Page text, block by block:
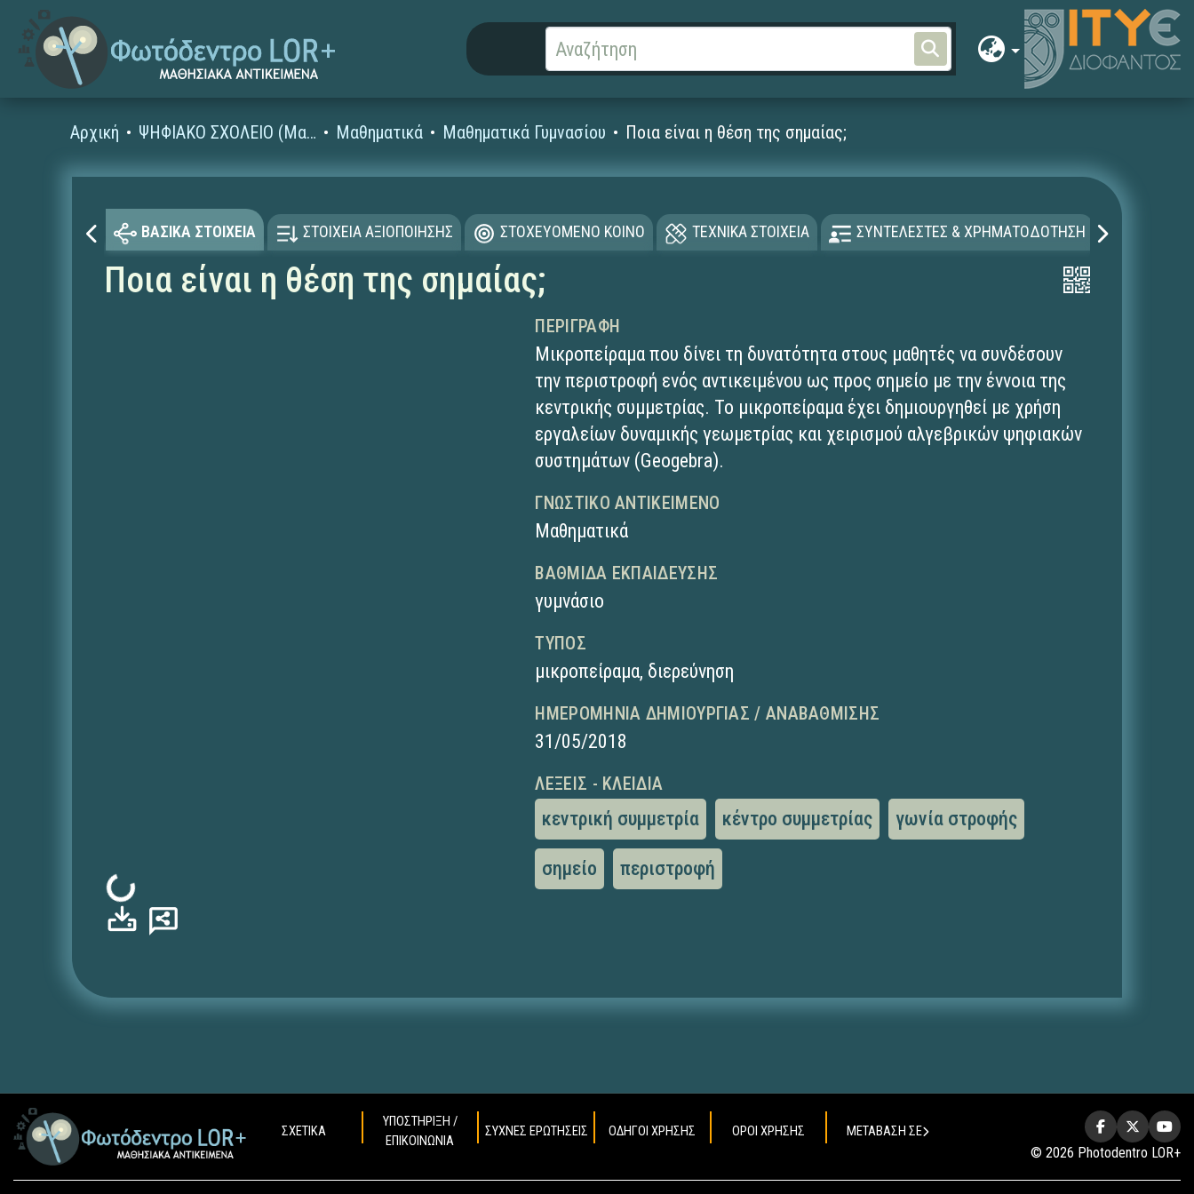
Αρχική ΨΗΦΙΑΚΟ ΣΧΟΛΕΙΟ (Μαθησιακά Αντικείμενα) Μαθηματικά Μαθηματικά Γυμνασίου Ποια είναι η θέση της σημαίας;
ΒΑΣΙΚΑ ΣΤΟΙΧΕΙΑ ΣΤΟΙΧΕΙΑ ΑΞΙΟΠΟΙΗΣΗΣ ΣΤΟΧΕΥΟΜΕΝΟ ΚΟΙΝΟ ΤΕΧΝΙΚΑ ΣΤΟΙΧΕΙΑ ΣΥΝΤΕΛΕΣΤΕΣ & ΧΡΗΜΑΤΟΔΟΤΗΣΗ
Ποια είναι η θέση της σημαίας;
Φόρτωση...
ΠΕΡΙΓΡΑΦΉ
Μικροπείραμα που δίνει τη δυνατότητα στους μαθητές να συνδέσουν
την περιστροφή ενός αντικειμένου ως προς σημείο με την έννοια της
κεντρικής συμμετρίας. To μικροπείραμα έχει δημιουργηθεί με χρήση
εργαλείων δυναμικής γεωμετρίας και χειρισμού αλγεβρικών ψηφιακών
συστημάτων (Geogebra).
ΓΝΩΣΤΙΚΌ ΑΝΤΙΚΕΊΜΕΝΟ
Μαθηματικά
ΒΑΘΜΊΔΑ ΕΚΠΑΊΔΕΥΣΗΣ
γυμνάσιο
ΤΎΠΟΣ
μικροπείραμα, διερεύνηση
ΗΜΕΡΟΜΗΝΊΑ ΔΗΜΙΟΥΡΓΊΑΣ / ΑΝΑΒΆΘΜΙΣΗΣ
31/05/2018
ΛΈΞΕΙΣ - ΚΛΕΙΔΙΆ
κεντρική συμμετρία κέντρο συμμετρίας γωνία στροφής
σημείο περιστροφή
ΣΧΕΤΙΚΑ
ΥΠΟΣΤΗΡΙΞΗ /
ΕΠΙΚΟΙΝΩΝΙΑ
ΣΥΧΝΕΣ ΕΡΩΤΗΣΕΙΣ ΟΔΗΓΟΙ ΧΡΗΣΗΣ ΟΡΟΙ ΧΡΗΣΗΣ ΜΕΤΑΒΑΣΗ ΣΕ
© 2026 Photodentro LOR+